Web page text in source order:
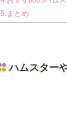
5.まとめ
ハムスター